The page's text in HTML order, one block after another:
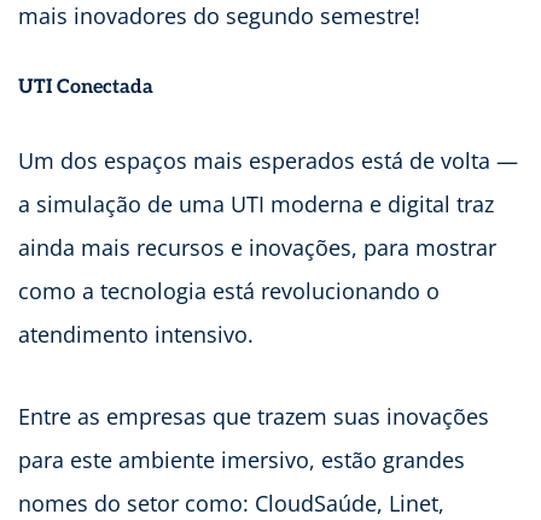
mais inovadores do segundo semestre!
UTI Conectada
Um dos espaços mais esperados está de volta —
a simulação de uma UTI moderna e digital traz
ainda mais recursos e inovações, para mostrar
como a tecnologia está revolucionando o
atendimento intensivo.
Entre as empresas que trazem suas inovações
para este ambiente imersivo, estão grandes
nomes do setor como: CloudSaúde, Linet,